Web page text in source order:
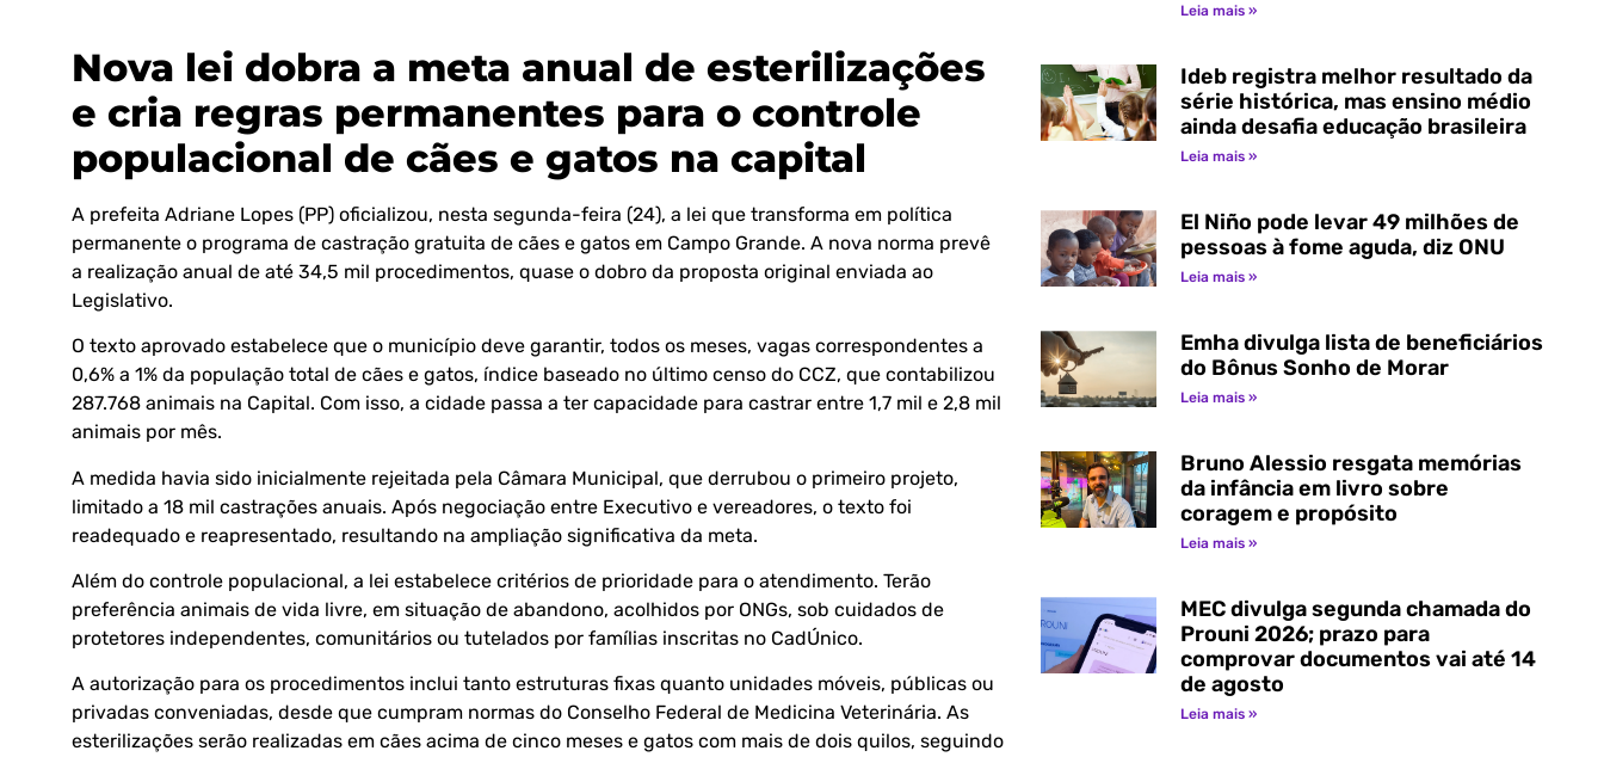
Nova lei dobra a meta anual de esterilizações
e cria regras permanentes para o controle
populacional de cães e gatos na capital
A prefeita Adriane Lopes (PP) oficializou, nesta segunda-feira (24), a lei que transforma em política
permanente o programa de castração gratuita de cães e gatos em Campo Grande. A nova norma prevê
a realização anual de até 34,5 mil procedimentos, quase o dobro da proposta original enviada ao
Legislativo.
O texto aprovado estabelece que o município deve garantir, todos os meses, vagas correspondentes a
0,6% a 1% da população total de cães e gatos, índice baseado no último censo do CCZ, que contabilizou
287.768 animais na Capital. Com isso, a cidade passa a ter capacidade para castrar entre 1,7 mil e 2,8 mil
animais por mês.
A medida havia sido inicialmente rejeitada pela Câmara Municipal, que derrubou o primeiro projeto,
limitado a 18 mil castrações anuais. Após negociação entre Executivo e vereadores, o texto foi
readequado e reapresentado, resultando na ampliação significativa da meta.
Além do controle populacional, a lei estabelece critérios de prioridade para o atendimento. Terão
preferência animais de vida livre, em situação de abandono, acolhidos por ONGs, sob cuidados de
protetores independentes, comunitários ou tutelados por famílias inscritas no CadÚnico.
A autorização para os procedimentos inclui tanto estruturas fixas quanto unidades móveis, públicas ou
privadas conveniadas, desde que cumpram normas do Conselho Federal de Medicina Veterinária. As
esterilizações serão realizadas em cães acima de cinco meses e gatos com mais de dois quilos, seguindo
Leia mais »
Ideb registra melhor resultado da
série histórica, mas ensino médio
ainda desafia educação brasileira
Leia mais »
El Niño pode levar 49 milhões de
pessoas à fome aguda, diz ONU
Leia mais »
Emha divulga lista de beneficiários
do Bônus Sonho de Morar
Leia mais »
Bruno Alessio resgata memórias
da infância em livro sobre
coragem e propósito
Leia mais »
MEC divulga segunda chamada do
Prouni 2026; prazo para
comprovar documentos vai até 14
de agosto
Leia mais »